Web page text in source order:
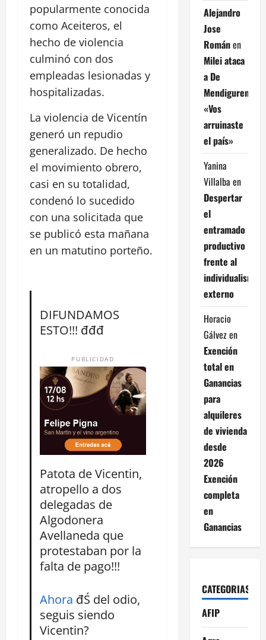
popularmente conocida
como Aceiteros, el
hecho de violencia
culminó con dos
empleadas lesionadas y
hospitalizadas.
La violencia de Vicentín
generó un repudio
generalizado. De hecho
el movimiento obrero,
casi en su totalidad,
condenó lo sucedido
con una solicitada que
se publicó esta mañana
en un matutino porteño.
DIFUNDAMOS
ESTO!!! đđđ
PUBLICIDAD
Patota de Vicentin,
atropello a dos
delegadas de
Algodonera
Avellaneda que
protestaban por la
falta de pago!!!
Ahora đŚ del odio,
seguis siendo
Vicentin?
Alejandro
Jose
Románen
Milei ataca
a De
Mendiguren:
«Vos
arruinaste
el país»
Yanina
Villalba en
Despertar
el
entramado
productivo
frente al
individualismo
externo
Horacio
Gálvezen
Exención
total en
Ganancias
para
alquileres
de vivienda
desde
2026
Exención
completa
en
Ganancias
CATEGORIAS
AFIP